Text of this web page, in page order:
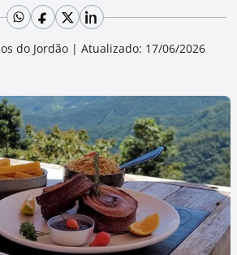
do Jordão | Atualizado: 17/06/2026